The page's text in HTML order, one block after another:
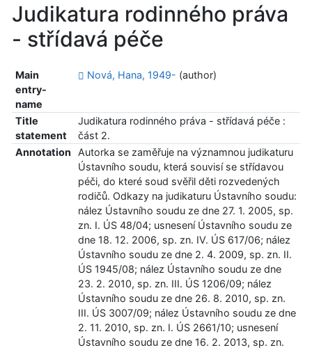
Judikatura rodinného práva
- střídavá péče
Main
entry-
name
Nová, Hana, 1949- (author)
Title
statement
Judikatura rodinného práva - střídavá péče :
část 2.
Annotation
Autorka se zaměřuje na významnou judikaturu
Ústavního soudu, která souvisí se střídavou
péči, do které soud svěřil děti rozvedených
rodičů. Odkazy na judikaturu Ústavního soudu:
nález Ústavního soudu ze dne 27. 1. 2005, sp.
zn. I. ÚS 48/04; usnesení Ústavního soudu ze
dne 18. 12. 2006, sp. zn. IV. ÚS 617/06; nález
Ústavního soudu ze dne 2. 4. 2009, sp. zn. II.
ÚS 1945/08; nález Ústavního soudu ze dne
23. 2. 2010, sp. zn. III. ÚS 1206/09; nález
Ústavního soudu ze dne 26. 8. 2010, sp. zn.
III. ÚS 3007/09; nález Ústavního soudu ze dne
2. 11. 2010, sp. zn. I. ÚS 2661/10; usnesení
Ústavního soudu ze dne 16. 2. 2013, sp. zn.